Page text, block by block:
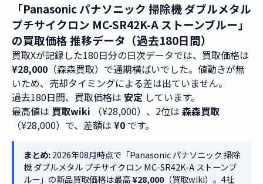
「Panasonic パナソニック 掃除機 ダブルメタル
プチサイクロン MC-SR42K-A ストーンブルー」
の買取価格 推移データ（過去180日間）
買取Xが記録した180日分の日次データでは、買取価格は
¥28,000 （森森買取）で通期横ばいでした。値動きが無
いため、売却タイミングによる差は出ていません。
過去180日間、買取価格は 安定 しています。
最高値は 買取wiki （¥28,000）、2位は 森森買取
（¥28,000）で、差額は ¥0 です。
まとめ:2026年08月時点で「Panasonic パナソニック 掃除
機 ダブルメタル プチサイクロン MC-SR42K-A ストーンブ
ルー」の新品買取価格は最高¥28,000（買取wiki）。4社